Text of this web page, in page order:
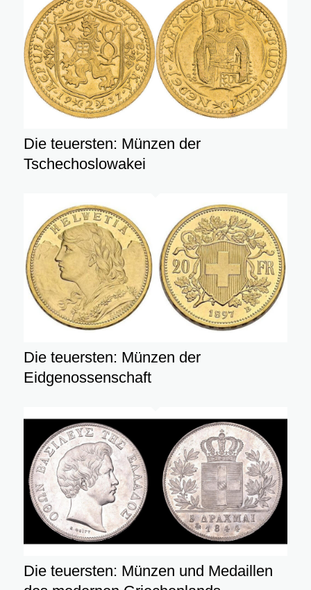
Die teuersten: Münzen der
Tschechoslowakei
Die teuersten: Münzen der
Eidgenossenschaft
Die teuersten: Münzen und Medaillen